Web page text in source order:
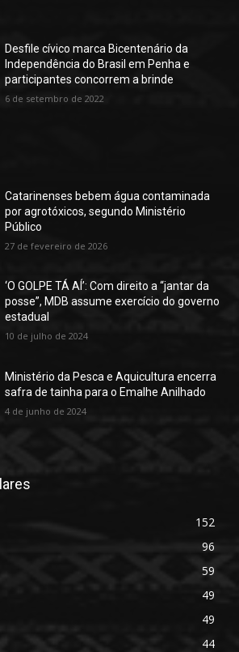
Desfile cívico marca Bicentenário da
Independência do Brasil em Penha e
participantes concorrem a brinde
6 de setembro de 2022
Catarinenses bebem água contaminada
por agrotóxicos, segundo Ministério
Público
27 de fevereiro de 2026
‘O GOLPE TÁ AÍ’: Com direito a “jantar da
posse”, MDB assume exercício do governo
estadual
10 de julho de 2024
Ministério da Pesca e Aquicultura encerra
safra de tainha para o Emalhe Anilhado
4 de junho de 2024
152
96
59
49
49
44